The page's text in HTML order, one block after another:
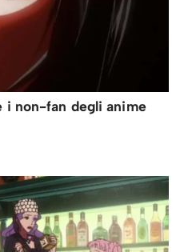
i non-fan degli anime